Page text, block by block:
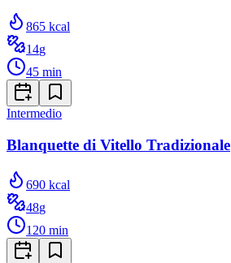
865 kcal
14g
45 min
Intermedio
Blanquette di Vitello Tradizionale
690 kcal
48g
120 min